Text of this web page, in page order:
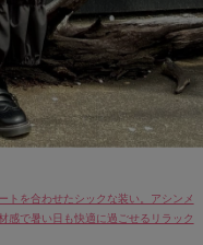
トを合わせたシックな装い。アシンメ
感で暑い日も快適に過ごせるリラック